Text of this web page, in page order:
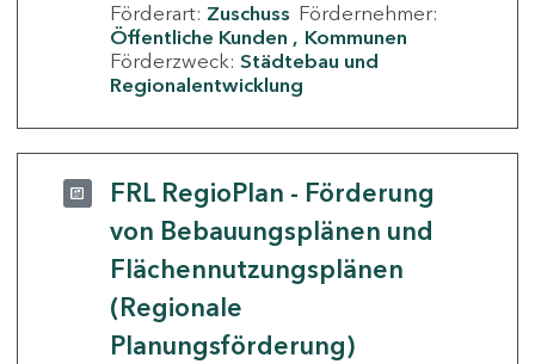
Förderart: Zuschuss Fördernehmer:
Öffentliche Kunden
Kommunen
Förderzweck: Städtebau und
Regionalentwicklung
FRL RegioPlan - Förderung
von Bebauungsplänen und
Flächennutzungsplänen
(Regionale
Planungsförderung)